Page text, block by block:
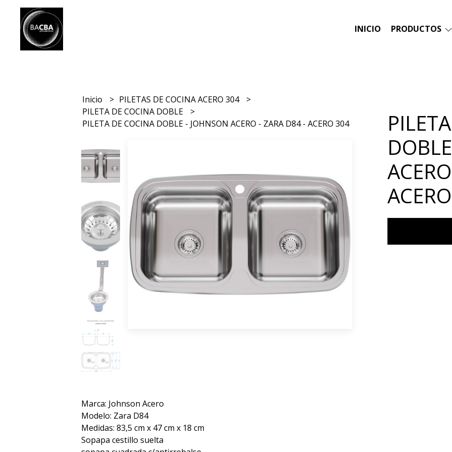
INICIO PRODUCTOS
Inicio
PILETAS DE COCINA ACERO 304
PILETA DE COCINA DOBLE
PILETA DE COCINA DOBLE - JOHNSON ACERO - ZARA D84 - ACERO 304
Marca: Johnson Acero
Modelo: Zara D84
Medidas: 83,5 cm x 47 cm x 18 cm
Sopapa cestillo suelta